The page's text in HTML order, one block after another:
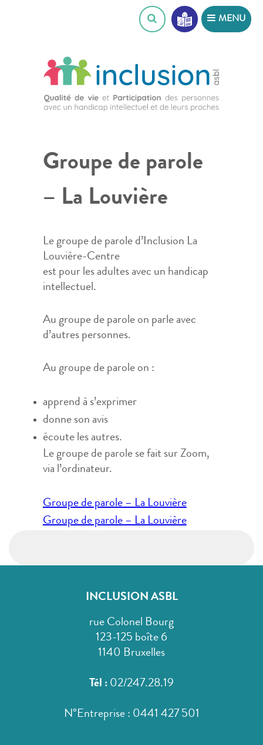
MENU
Groupe de parole
– La Louvière
Le groupe de parole d’Inclusion La
Louvière-Centre
est pour les adultes avec un handicap
intellectuel.
Au groupe de parole on parle avec
d’autres personnes.
Au groupe de parole on :
apprend à s’exprimer
donne son avis
écoute les autres.
Le groupe de parole se fait sur Zoom,
via l’ordinateur.
Navigation
de
Groupe de parole – La Louvière
Groupe de parole – La Louvière
INCLUSION ASBL
rue Colonel Bourg
123-125 boîte 6
1140 Bruxelles
Tél : 02/247.28.19
N°Entreprise : 0441 427 501